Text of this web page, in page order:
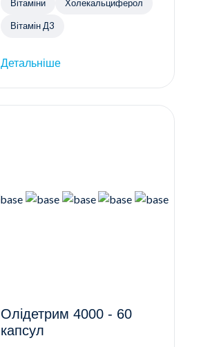
Вітаміни Холекальциферол
Вітамін Д3
Детальніше
Олідетрим 4000 - 60
капсул